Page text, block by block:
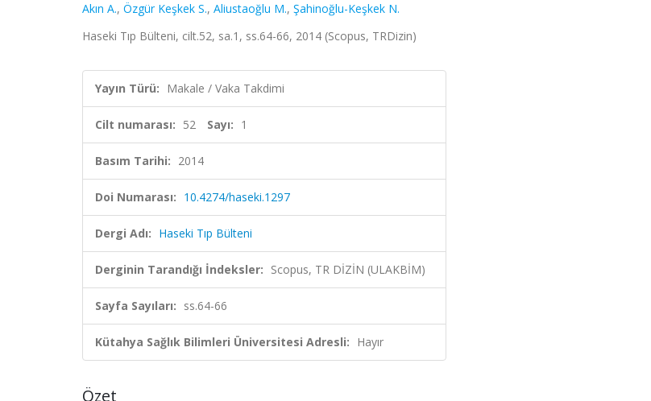
Akın A., Özgür Keşkek S., Aliustaoğlu M., Şahinoğlu-Keşkek N.
Haseki Tıp Bülteni, cilt.52, sa.1, ss.64-66, 2014 (Scopus, TRDizin)
Yayın Türü: Makale / Vaka Takdimi
Cilt numarası: 52 Sayı: 1
Basım Tarihi: 2014
Doi Numarası: 10.4274/haseki.1297
Dergi Adı: Haseki Tıp Bülteni
Derginin Tarandığı İndeksler: Scopus, TR DİZİN (ULAKBİM)
Sayfa Sayıları: ss.64-66
Kütahya Sağlık Bilimleri Üniversitesi Adresli: Hayır
Özet